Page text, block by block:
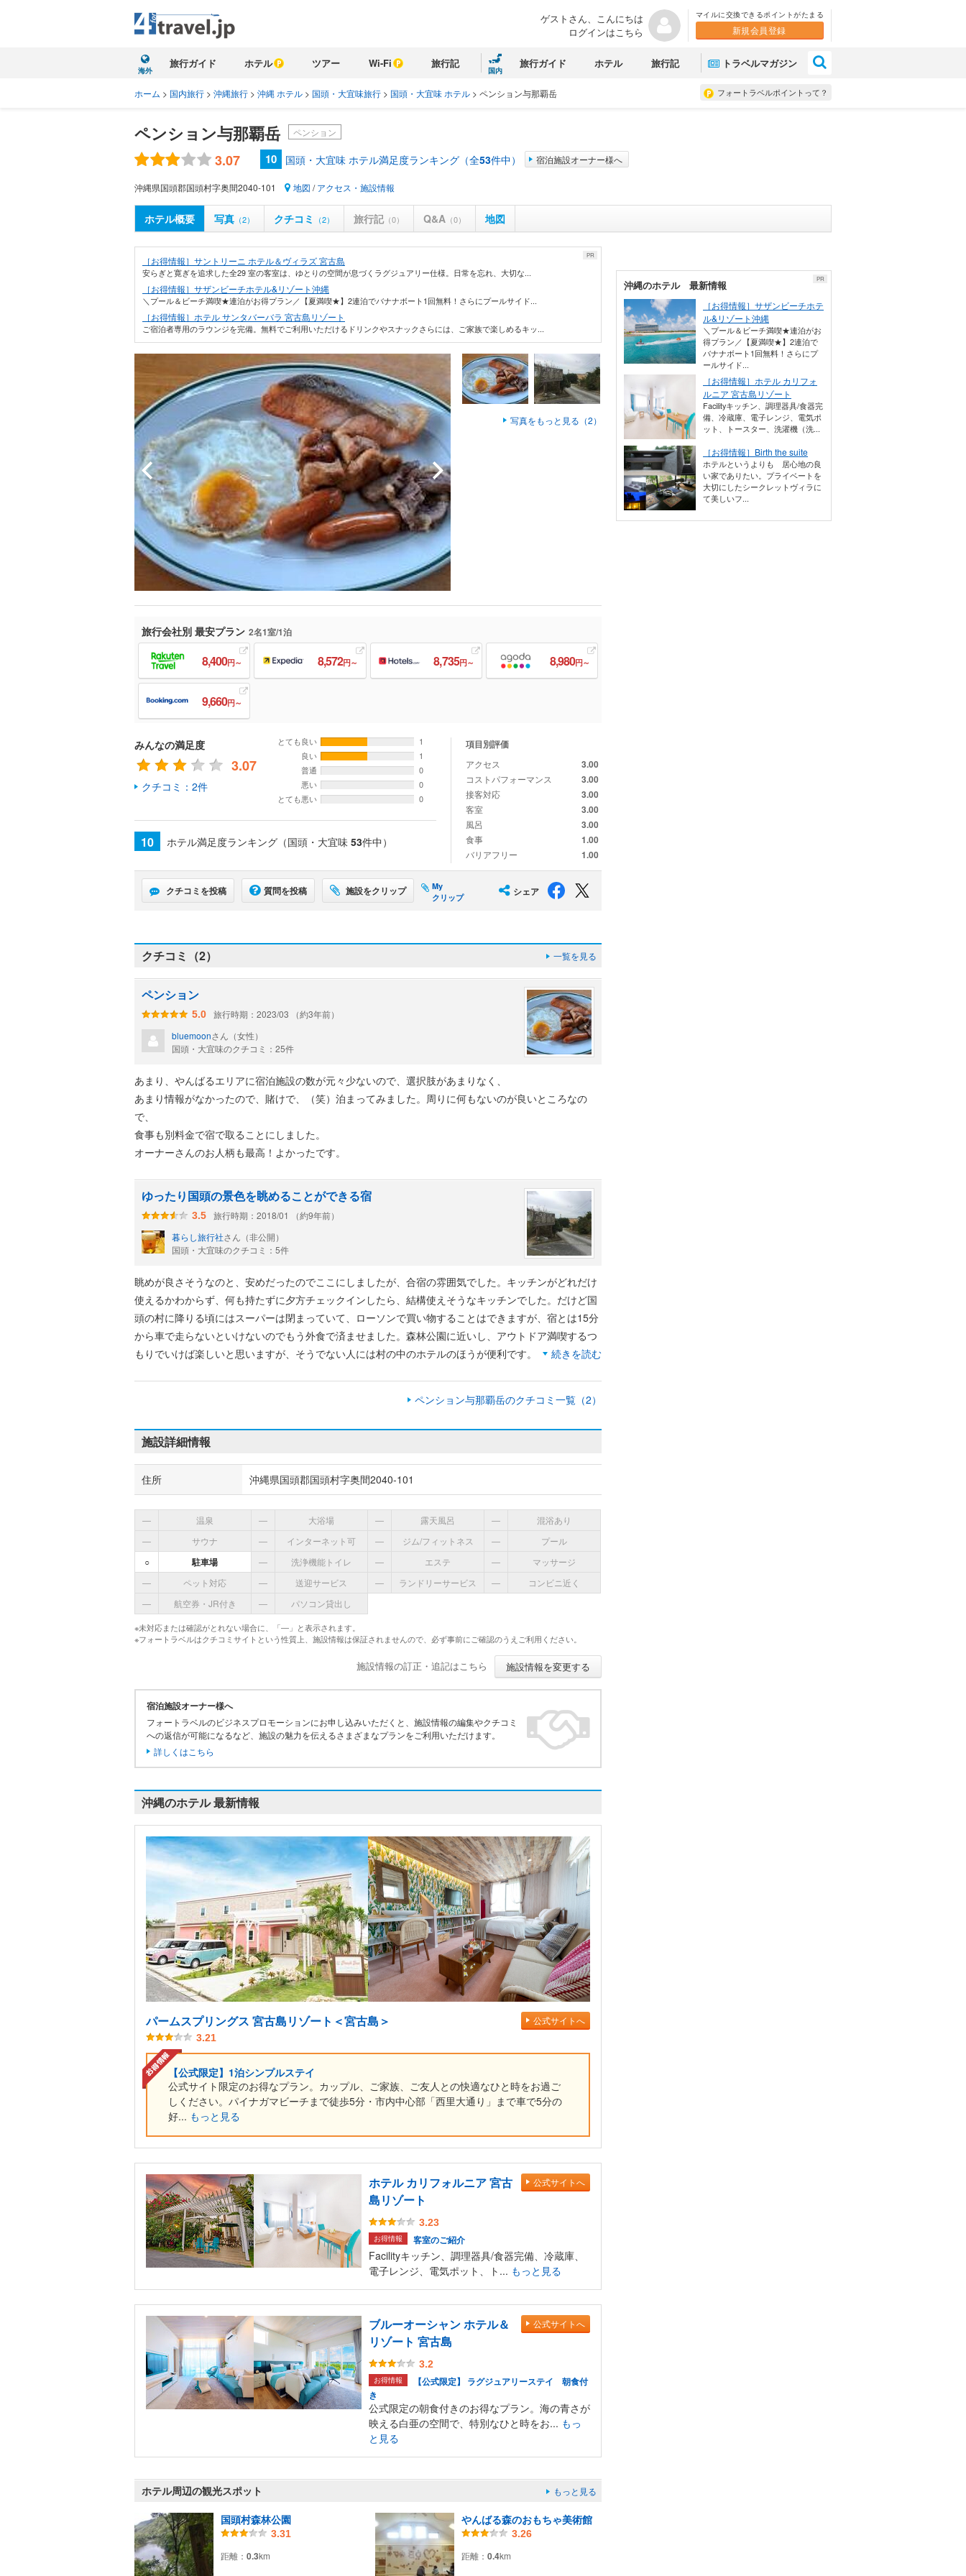
ゲストさん、こんにちは
ログインはこちら
マイルに交換できるポイントがたまる
新規会員登録
海外
旅行ガイド ホテル ツアー Wi-Fi 旅行記
国内
旅行ガイド ホテル 旅行記 トラベルマガジン
フォートラベルポイントって？
ホーム > 国内旅行 > 沖縄旅行 > 沖縄 ホテル > 国頭・大宜味旅行 > 国頭・大宜味 ホテル > ペンション与那覇岳
ペンション与那覇岳 ペンション
3.07 10 国頭・大宜味 ホテル満足度ランキング（全53件中） 宿泊施設オーナー様へ
沖縄県国頭郡国頭村字奥間2040-101 地図 /アクセス・施設情報
ホテル概要 写真 （2） クチコミ （2） 旅行記（0） Q&A （0） 地図
PR
［お得情報］サントリーニ ホテル＆ヴィラズ 宮古島
安らぎと寛ぎを追求した全29 室の客室は、ゆとりの空間が息づくラグジュアリー仕様。日常を忘れ、大切な...
［お得情報］サザンビーチホテル&リゾート沖縄
＼プール＆ビーチ満喫★連泊がお得プラン／【夏満喫★】2連泊でバナナボート1回無料！さらにプールサイド...
［お得情報］ホテル サンタバーバラ 宮古島リゾート
ご宿泊者専用のラウンジを完備。無料でご利用いただけるドリンクやスナックさらには、ご家族で楽しめるキッ...
写真をもっと見る（2）
旅行会社別 最安プラン 2名1室/1泊
8,400円～ 8,572円～ 8,735円～ 8,980円～
9,660円～
みんなの満足度
3.07
クチコミ：2件
とても良い
1
良い
1
普通
0
悪い
0
とても悪い
0
10 ホテル満足度ランキング（国頭・大宜味 53件中）
項目別評価
アクセス 3.00
コストパフォーマンス 3.00
接客対応 3.00
客室 3.00
風呂 3.00
食事 1.00
バリアフリー 1.00
クチコミを投稿 質問を投稿 施設をクリップ
My
クリップ
シェア
クチコミ（2） 一覧を見る
ペンション
5.0
旅行時期：2023/03 （約3年前）
bluemoonさん（女性）
国頭・大宜味のクチコミ：25件
あまり、やんばるエリアに宿泊施設の数が元々少ないので、選択肢があまりなく、
あまり情報がなかったので、賭けで、（笑）泊まってみました。周りに何もないのが良いところなの
で、
食事も別料金で宿で取ることにしました。
オーナーさんのお人柄も最高！よかったです。
ゆったり国頭の景色を眺めることができる宿
3.5
旅行時期：2018/01 （約9年前）
暮らし旅行社さん（非公開）
国頭・大宜味のクチコミ：5件
眺めが良さそうなのと、安めだったのでここにしましたが、合宿の雰囲気でした。キッチンがどれだけ
使えるかわからず、何も持たずに夕方チェックインしたら、結構使えそうなキッチンでした。だけど国
頭の村に降りる頃にはスーパーは閉まっていて、ローソンで買い物することはできますが、宿とは15分
から車で走らないといけないのでもう外食で済ませました。森林公園に近いし、アウトドア満喫するつ
もりでいけば楽しいと思いますが、そうでない人には村の中のホテルのほうが便利です。
続きを読む
ペンション与那覇岳のクチコミ一覧（2）
施設詳細情報
住所 沖縄県国頭郡国頭村字奥間2040-101
― 温泉 ― 大浴場 ― 露天風呂 ―
混浴あり
―
サウナ ― インターネット可 ― ジム/フィットネス ―
プール
○
駐車場 ― 洗浄機能トイレ ― エステ ―
マッサージ
―
ペット対応 ― 送迎サービス ― ランドリーサービス ―
コンビニ近く
―
航空券・JR付き ― パソコン貸出し
※未対応または確認がとれない場合に、「―」と表示されます。
※フォートラベルはクチコミサイトという性質上、施設情報は保証されませんので、必ず事前にご確認のうえご利用ください。
施設情報を変更する
施設情報の訂正・追記はこちら
宿泊施設オーナー様へ
フォートラベルのビジネスプロモーションにお申し込みいただくと、施設情報の編集やクチコミ
への返信が可能になるなど、施設の魅力を伝えるさまざまなプランをご利用いただけます。
詳しくはこちら
沖縄のホテル 最新情報
パームスプリングス 宮古島リゾート＜宮古島＞ 公式サイトへ
3.21
【公式限定】1泊シンプルステイ
公式サイト限定のお得なプラン。カップル、ご家族、ご友人との快適なひと時をお過ご
しください。パイナガマビーチまで徒歩5分・市内中心部「西里大通り」まで車で5分の
好... もっと見る
ホテル カリフォルニア 宮古
島リゾート
公式サイトへ
3.23
お得情報 客室のご紹介
Facilityキッチン、調理器具/食器完備、冷蔵庫、
電子レンジ、電気ポット、ト... もっと見る
ブルーオーシャン ホテル＆
リゾート 宮古島
公式サイトへ
3.2
お得情報
【公式限定】 ラグジュアリーステイ 朝食付
き
公式限定の朝食付きのお得なプラン。海の青さが
映える白亜の空間で、特別なひと時をお... もっ
と見る
ホテル周辺の観光スポット もっと見る
国頭村森林公園
3.31
距離： 0.3km
やんばる森のおもちゃ美術館
3.26
距離： 0.4km
PR
沖縄のホテル 最新情報
［お得情報］サザンビーチホテ
ル&リゾート沖縄
＼プール＆ビーチ満喫★連泊がお
得プラン／【夏満喫★】2連泊で
バナナボート1回無料！さらにプ
ールサイド...
［お得情報］ホテル カリフォ
ルニア 宮古島リゾート
Facilityキッチン、調理器具/食器完
備、冷蔵庫、電子レンジ、電気ポ
ット、トースター、洗濯機（洗...
［お得情報］Birth the suite
ホテルというよりも 居心地の良
い家でありたい。プライベートを
大切にしたシークレットヴィラに
て美しいフ...